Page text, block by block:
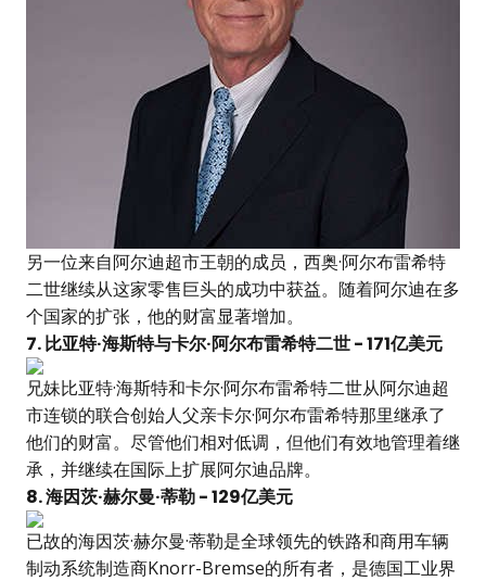
另一位来自阿尔迪超市王朝的成员，西奥·阿尔布雷希特
二世继续从这家零售巨头的成功中获益。随着阿尔迪在多
个国家的扩张，他的财富显著增加。
7. 比亚特·海斯特与卡尔·阿尔布雷希特二世 - 171亿美元
兄妹比亚特·海斯特和卡尔·阿尔布雷希特二世从阿尔迪超
市连锁的联合创始人父亲卡尔·阿尔布雷希特那里继承了
他们的财富。尽管他们相对低调，但他们有效地管理着继
承，并继续在国际上扩展阿尔迪品牌。
8. 海因茨·赫尔曼·蒂勒 - 129亿美元
已故的海因茨·赫尔曼·蒂勒是全球领先的铁路和商用车辆
制动系统制造商Knorr-Bremse的所有者，是德国工业界